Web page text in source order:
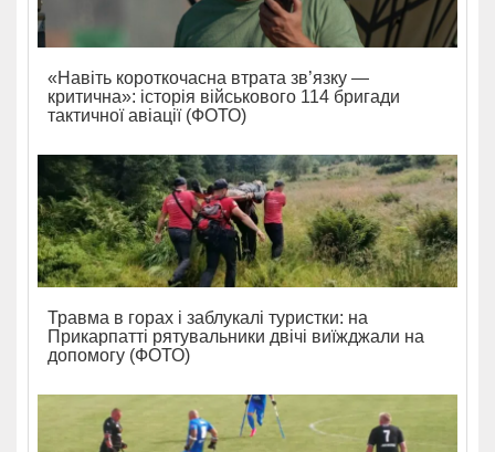
«Навіть короткочасна втрата зв’язку —
критична»: історія військового 114 бригади
тактичної авіації (ФОТО)
Травма в горах і заблукалі туристки: на
Прикарпатті рятувальники двічі виїжджали на
допомогу (ФОТО)